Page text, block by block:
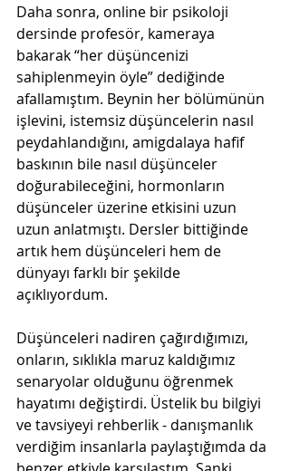
Daha sonra, online bir psikoloji
dersinde profesör, kameraya
bakarak “her düşüncenizi
sahiplenmeyin öyle” dediğinde
afallamıştım. Beynin her bölümünün
işlevini, istemsiz düşüncelerin nasıl
peydahlandığını, amigdalaya hafif
baskının bile nasıl düşünceler
doğurabileceğini, hormonların
düşünceler üzerine etkisini uzun
uzun anlatmıştı. Dersler bittiğinde
artık hem düşünceleri hem de
dünyayı farklı bir şekilde
açıklıyordum.
Düşünceleri nadiren çağırdığımızı,
onların, sıklıkla maruz kaldığımız
senaryolar olduğunu öğrenmek
hayatımı değiştirdi. Üstelik bu bilgiyi
ve tavsiyeyi rehberlik - danışmanlık
verdiğim insanlarla paylaştığımda da